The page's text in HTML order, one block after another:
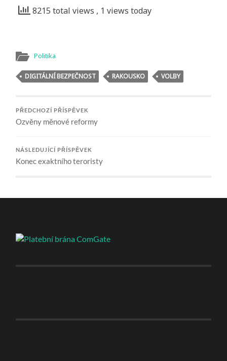
8215 total views , 1 views today
Politika
DIGITÁLNÍ BEZPEČNOST RAKOUSKO VOLBY
PŘEDCHOZÍ PŘÍSPĚVEK
Ozvěny měnové reformy
NÁSLEDUJÍCÍ PŘÍSPĚVEK
Konec exaktního teroristy